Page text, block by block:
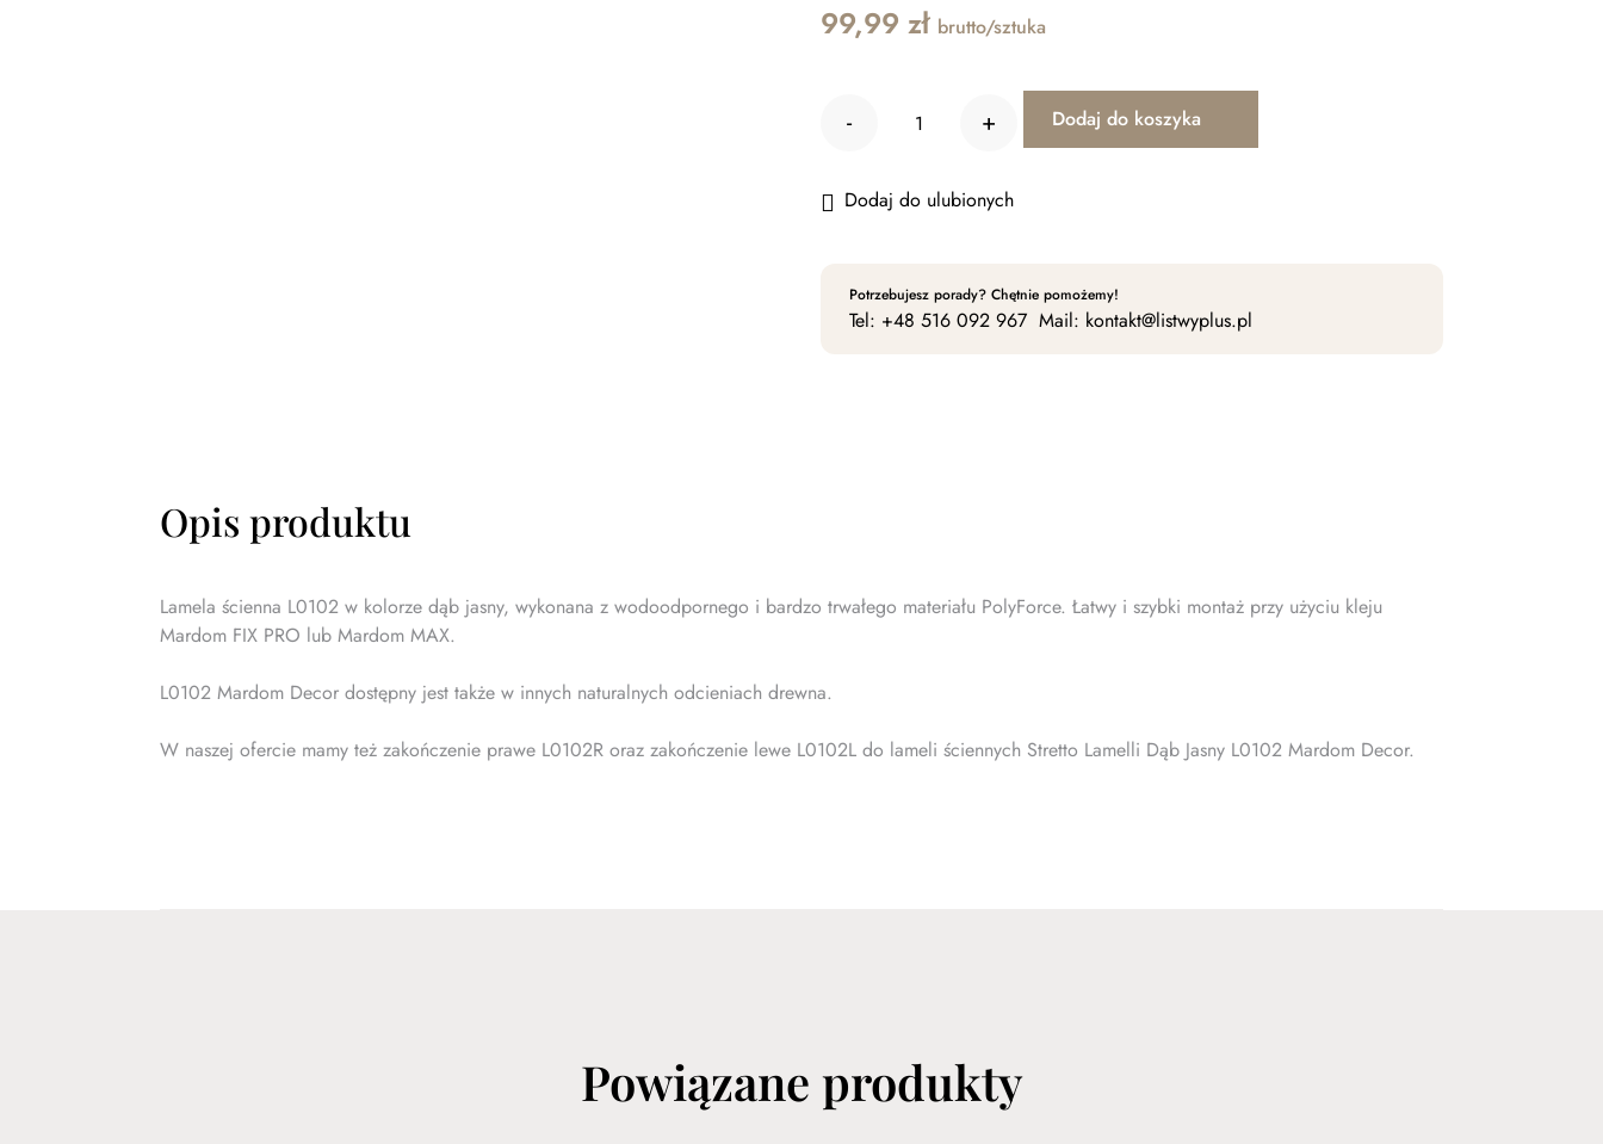
99,99zł brutto/sztuka
ilość Lamelli Stretto Dąb Jasny L0102 MARDOM DECOR
- + Dodaj do koszyka
Dodaj do ulubionych
Potrzebujesz porady? Chętnie pomożemy!
Tel: +48 516 092 967 Mail: kontakt@listwyplus.pl
Opis produktu
Lamela ścienna L0102 w kolorze dąb jasny, wykonana z wodoodpornego i bardzo trwałego materiału PolyForce. Łatwy i szybki montaż przy użyciu kleju
Mardom FIX PRO lub Mardom MAX.
L0102 Mardom Decor dostępny jest także w innych naturalnych odcieniach drewna.
W naszej ofercie mamy też zakończenie prawe L0102R oraz zakończenie lewe L0102L do lameli ściennych Stretto Lamelli Dąb Jasny L0102 Mardom Decor.
Powiązane produkty